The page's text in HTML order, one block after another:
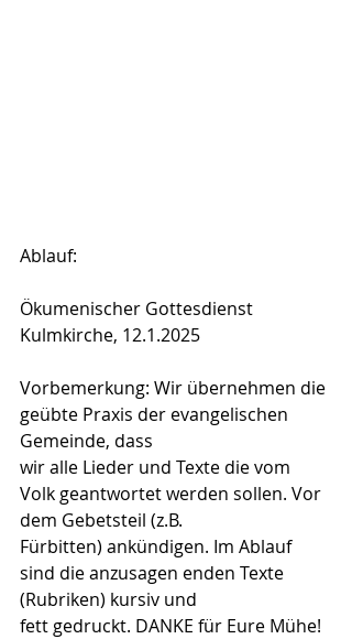
Ablauf:
Ökumenischer Gottesdienst
Kulmkirche, 12.1.2025
Vorbemerkung: Wir übernehmen die
geübte Praxis der evangelischen
Gemeinde, dass
wir alle Lieder und Texte die vom
Volk geantwortet werden sollen. Vor
dem Gebetsteil (z.B.
Fürbitten) ankündigen. Im Ablauf
sind die anzusagen enden Texte
(Rubriken) kursiv und
fett gedruckt. DANKE für Eure Mühe!